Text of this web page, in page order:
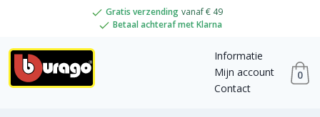
Gratis verzending vanaf € 49
Betaal achteraf met Klarna
Informatie
Mijn account
Contact
0